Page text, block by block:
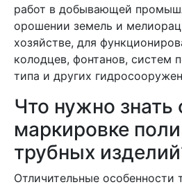
работ в добывающей
орошении земель и
хозяйстве, для
колодцев, фонтанов, систем
типа и других
Что нужно знать
маркировке
трубных
Отличительные особенности